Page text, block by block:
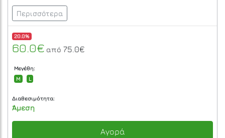
Περισσότερα
20.0%
60.0€ από 75.0€
Μεγέθη:
M
L
Διαθεσιμότητα:
Άμεση
Αγορά